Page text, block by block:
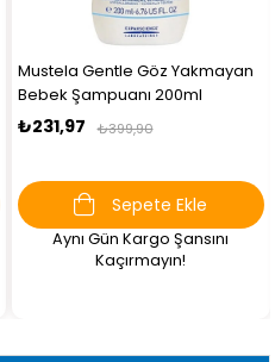
Mustela Gentle Göz Yakmayan
Bebek Şampuanı 200ml
₺231,97 ₺399,90
Sepete Ekle
Aynı Gün Kargo Şansını
Kaçırmayın!